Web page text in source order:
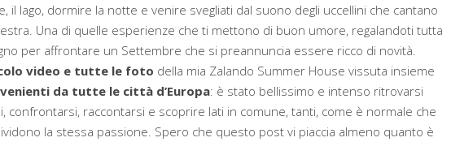
il lago, dormire la notte e venire svegliati dal suono degli uccellini che cantano
Una di quelle esperienze che ti mettono di buon umore, regalandoti tutta
per affrontare un Settembre che si preannuncia essere ricco di novità.
video e tutte le foto della mia Zalando Summer House vissuta insieme
da tutte le città d’Europa: è stato bellissimo e intenso ritrovarsi
confrontarsi, raccontarsi e scoprire lati in comune, tanti, come è normale che
la stessa passione. Spero che questo post vi piaccia almeno quanto è